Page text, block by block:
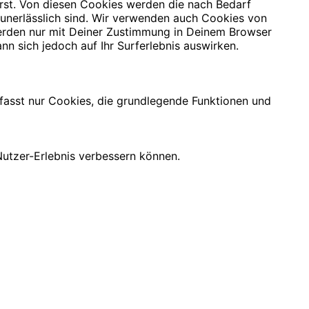
Von diesen Cookies werden die nach Bedarf
sind. Wir verwenden auch Cookies von
nur mit Deiner Zustimmung in Deinem Browser
sich jedoch auf Ihr Surferlebnis auswirken.
nur Cookies, die grundlegende Funktionen und
Erlebnis verbessern können.